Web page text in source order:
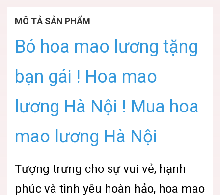
MÔ TẢ SẢN PHẨM
Bó hoa mao lương tặng
bạn gái ! Hoa mao
lương Hà Nội ! Mua hoa
mao lương Hà Nội
Tượng trưng cho sự vui vẻ, hạnh
phúc và tình yêu hoàn hảo, hoa mao